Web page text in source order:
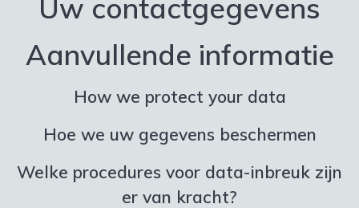
Uw contactgegevens
Aanvullende informatie
How we protect your data
Hoe we uw gegevens beschermen
Welke procedures voor data-inbreuk zijn
er van kracht?